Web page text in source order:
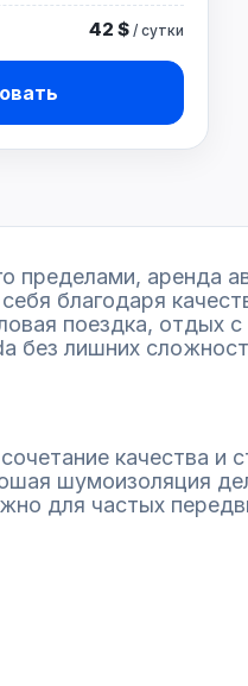
42 $ / сутки
пределами, аренда
благодаря
поездка, отдых
лишних
качества и
шумоизоляция
для частых